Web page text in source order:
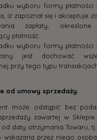
wyboru formy płatności
iż zapoznał się i akceptuje
zapłaty,
płatność.
wyboru formy płatności
jest dochować
przy tego typu
od umowy sprzedaży.
może odstąpić bez
zawartej w
daty otrzymania Towaru,
wskazana przez niego